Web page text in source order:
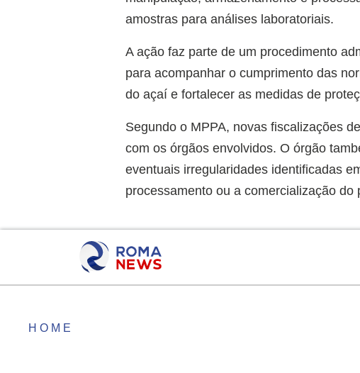
amostras para análises laboratoriais.
A ação faz parte de um procedimento
para acompanhar o cumprimento das
do açaí e fortalecer as medidas de
Segundo o MPPA, novas fiscalizações
com os órgãos envolvidos. O órgão
eventuais irregularidades identificadas
processamento ou a comercialização do
HOME